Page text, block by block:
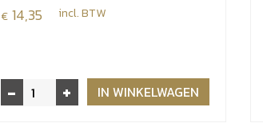
€ 14,35 incl. BTW
-
Spaanplaatschroef
platverzonkenkop
+ IN WINKELWAGEN